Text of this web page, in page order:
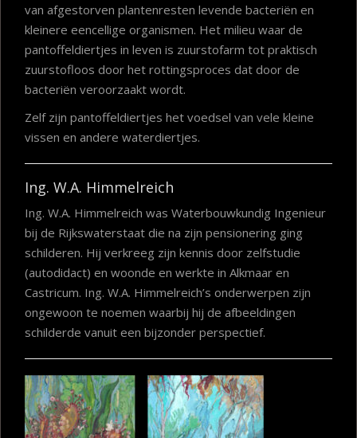
van afgestorven plantenresten levende bacteriën en
kleinere eencellige organismen. Het milieu waar de
pantoffeldiertjes in leven is zuurstofarm tot praktisch
zuurstofloos door het rottingsproces dat door de
bacteriën veroorzaakt wordt.
Zelf zijn pantoffeldiertjes het voedsel van vele kleine
vissen en andere waterdiertjes.
Ing. W.A. Himmelreich
Ing. W.A. Himmelreich was Waterbouwkundig Ingenieur
bij de Rijkswaterstaat die na zijn pensionering ging
schilderen. Hij verkreeg zijn kennis door zelfstudie
(autodidact) en woonde en werkte in Alkmaar en
Castricum. Ing. W.A. Himmelreich’s onderwerpen zijn
ongewoon te noemen waarbij hij de afbeeldingen
schilderde vanuit een bijzonder perspectief.